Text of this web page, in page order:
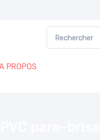
PROPOS